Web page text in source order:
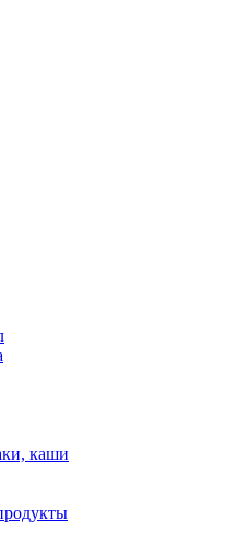
каши